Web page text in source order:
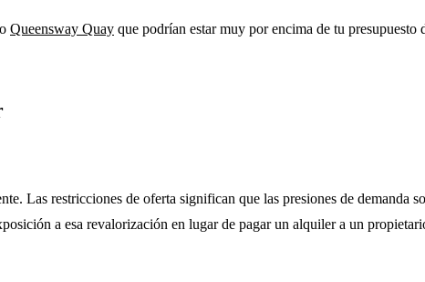
o Queensway Quay que podrían estar muy por encima de tu
Las restricciones de oferta significan que las presiones de demanda
a esa revalorización en lugar de pagar un alquiler a un